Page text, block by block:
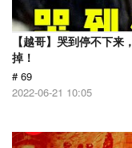
【越哥】哭到停不下
掉！
# 69
2022-06-21 10:05